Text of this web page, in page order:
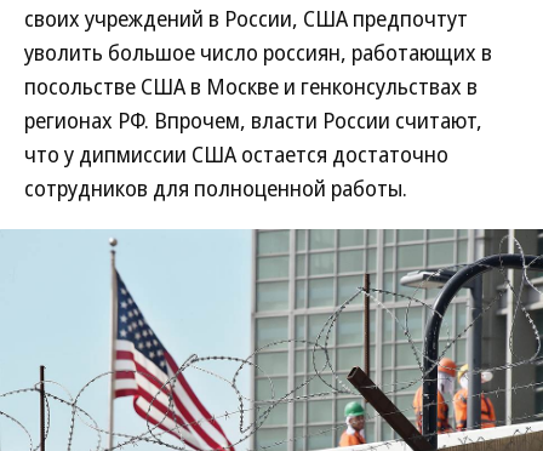
своих учреждений в России, США предпочтут
уволить большое число россиян, работающих в
посольстве США в Москве и генконсульствах в
регионах РФ. Впрочем, власти России считают,
что у дипмиссии США остается достаточно
сотрудников для полноценной работы.